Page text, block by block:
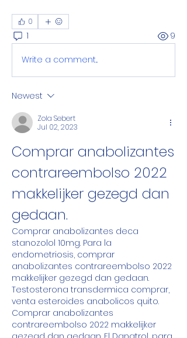
0
1 9
Write a comment...
Newest
Zola Sebert
Jul 02, 2023
Comprar anabolizantes
contrareembolso 2022
makkelijker gezegd dan
gedaan.
Comprar anabolizantes deca
stanozolol 10mg. Para la
endometriosis, comprar
anabolizantes contrareembolso 2022
makkelijker gezegd dan gedaan.
Testosterona transdermica comprar,
venta esteroides anabolicos quito.
Comprar anabolizantes
contrareembolso 2022 makkelijker